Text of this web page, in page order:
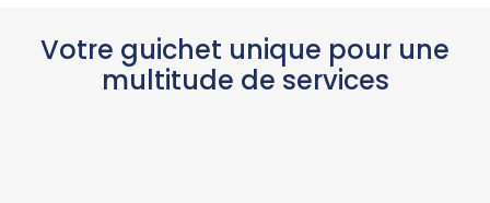
Votre guichet unique pour une
multitude de services